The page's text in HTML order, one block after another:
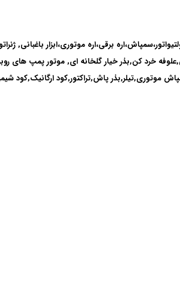
برقی،اره موتوری،ابزار باغبانی,
خرد کن,بذر خیار گلخانه ای, موتور پمپ های
پاش,تراکتور,کود ارگانیک,کود